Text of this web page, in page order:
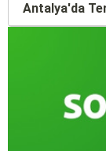
Antalya'da